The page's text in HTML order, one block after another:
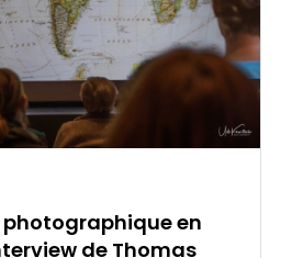
photographique en
de Thomas